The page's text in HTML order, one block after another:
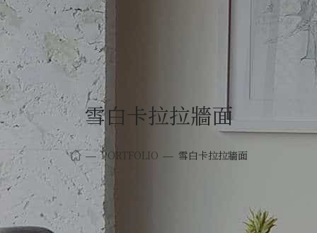
雪白卡拉拉牆面
PORTFOLIO 雪白卡拉拉牆面